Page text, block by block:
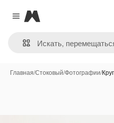
Close menu
Magnific
Главная/Стоковый/Фотографии/